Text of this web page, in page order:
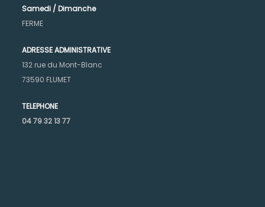
Samedi / Dimanche
FERME
ADRESSE ADMINISTRATIVE
132 rue du Mont-Blanc
73590 FLUMET
TELEPHONE
04 79 32 13 77